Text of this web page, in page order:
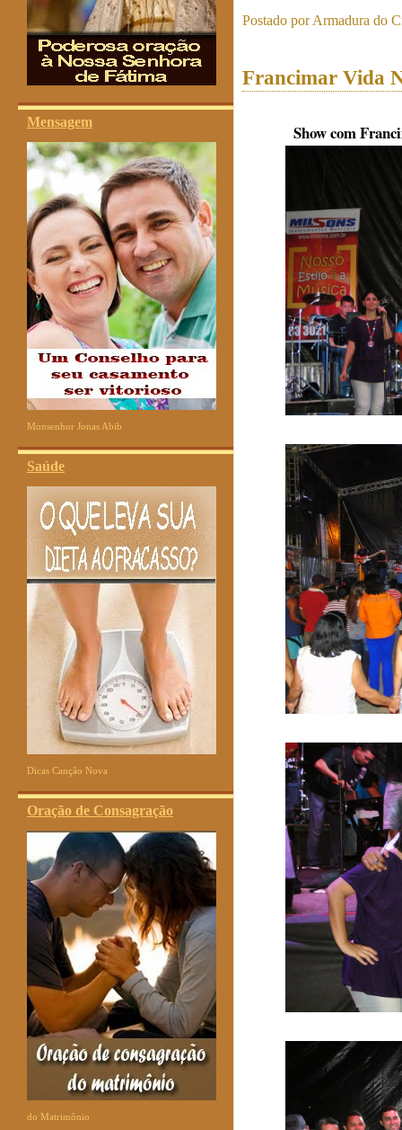
Mensagem
Monsenhor Jonas Abib
Saúde
Dicas Canção Nova
Oração de Consagração
do Matrimônio
Postado porArmadura do
Francimar Vida
Show com